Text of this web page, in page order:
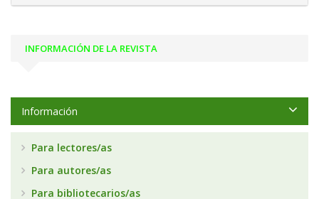
INFORMACIÓN DE LA REVISTA
Información
Para lectores/as
Para autores/as
Para bibliotecarios/as